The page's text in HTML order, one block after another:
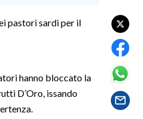
pastori sardi per il
hanno bloccato la
D’Oro, issando